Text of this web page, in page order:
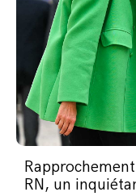
RN, un